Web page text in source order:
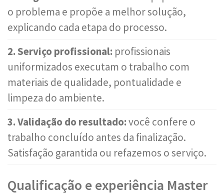
o problema e propõe a melhor solução,
explicando cada etapa do processo.
2. Serviço profissional: profissionais
uniformizados executam o trabalho com
materiais de qualidade, pontualidade e
limpeza do ambiente.
3. Validação do resultado:você confere o
trabalho concluído antes da finalização.
Satisfação garantida ou refazemos o serviço.
Qualificação e experiência Master